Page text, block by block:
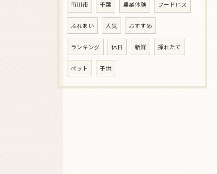
市川市 千葉 農業体験 フードロス
ふれあい 人気 おすすめ
ランキング 休日 新鮮 採れたて
ペット 子供